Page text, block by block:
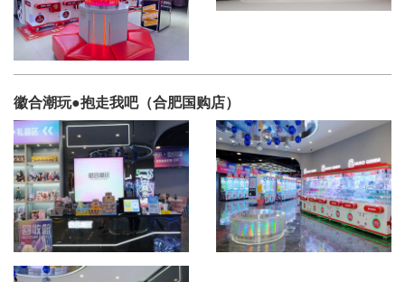
徽合潮玩●抱走我吧（合肥国购店）